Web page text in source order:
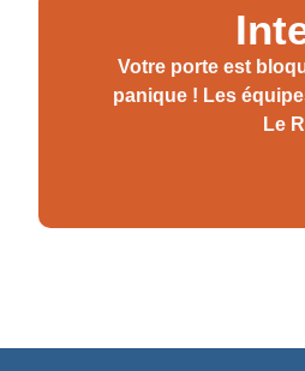
Votre porte est
panique ! Les
Le